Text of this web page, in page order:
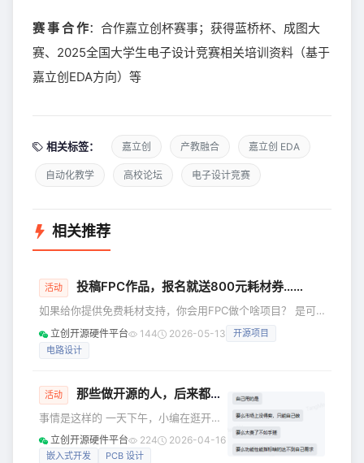
赛 事 合 作：合作嘉立创杯赛事；获得蓝桥杯、成图大
赛、2025全国大学生电子设计竞赛相关培训资料（基于
嘉立创EDA方向）等
相关标签： 嘉立创 产教融合 嘉立创 EDA
自动化教学 高校论坛 电子设计竞赛
相关推荐
活动 投稿FPC作品，报名就送800元耗材券……
如果给你提供免费耗材支持，你会用FPC做个啥项目？ 是可
穿戴智能手表、AR眼镜？ 还是桌面机器人？柔性电子皮肤？
不用纠结！ FPC创意设计挑战赛来啦！ 报名就送价值600-
计吧! 报名入口：https://www.jlc-fpc.com/contest 报名时
间：2026年4月
立创开源硬件平台 144 2026-05-13
开源项目
电路设计
活动 那些做开源的人，后来都怎么样了？
事情是这样的 一天下午，小编在逛开源
平台的时候，突然产生了一个疑惑： 很
多开源项目 制作成本偏高，还耗时 那大
立创开源硬件平台 224 2026-04-16
嵌入式开发 PCB 设计